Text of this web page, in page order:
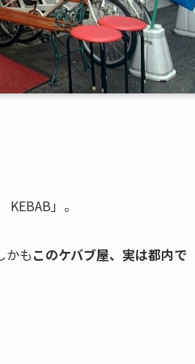
」。
かもこのケバブ屋、実は都内で